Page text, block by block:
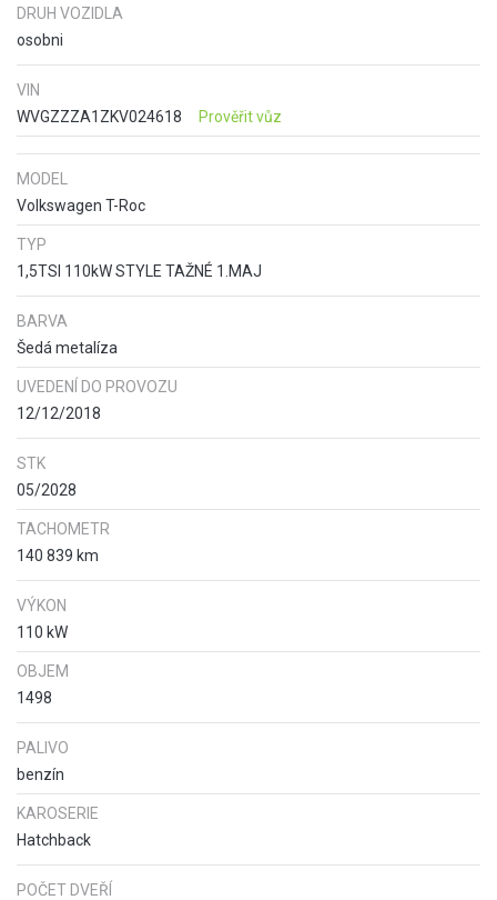
DRUH VOZIDLA
osobni
VIN
WVGZZZA1ZKV024618
Prověřit vůz
MODEL
Volkswagen T-Roc
TYP
1,5TSI 110kW STYLE TAŽNÉ 1.MAJ
BARVA
Šedá metalíza
UVEDENÍ DO PROVOZU
12/12/2018
STK
05/2028
TACHOMETR
140 839 km
VÝKON
110 kW
OBJEM
1498
PALIVO
benzín
KAROSERIE
Hatchback
POČET DVEŘÍ